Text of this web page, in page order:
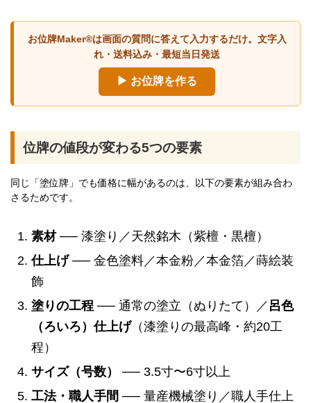
お位牌Maker®は画面の質問に答えて入力するだけ。文字入
れ・送料込み・最短当日発送
▶ お位牌を作る
位牌の値段が変わる5つの要素
同じ「塗位牌」でも価格に幅があるのは、以下の要素が組み合わ
さるためです。
素材── 漆塗り／天然銘木（紫檀・黒檀）
仕上げ── 金色塗料／本金粉／本金箔／蒔絵装
飾
塗りの工程 ── 通常の塗立（ぬりたて）／ 呂色
（ろいろ）仕上げ（漆塗りの最高峰・約20工
程）
サイズ（号数）
── 3.5寸〜6寸以上
工法・職人手間 ── 量産機械塗り／職人手仕上